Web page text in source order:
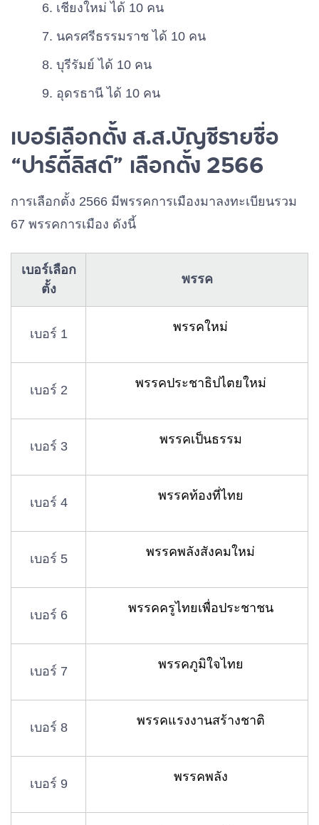
เชียงใหม่ ได้ 10 คน
นครศรีธรรมราช ได้ 10 คน
บุรีรัมย์ ได้ 10 คน
อุดรธานี ได้ 10 คน
เบอร์เลือกตั้ง ส.ส.บัญชีรายชื่อ
“ปาร์ตี้ลิสต์” เลือกตั้ง 2566
การเลือกตั้ง 2566 มีพรรคการเมืองมาลงทะเบียนรวม
67 พรรคการเมือง ดังนี้
เบอร์เลือก
ตั้ง
พรรค
เบอร์ 1 พรรคใหม่
เบอร์ 2 พรรคประชาธิปไตยใหม่
เบอร์ 3 พรรคเป็นธรรม
เบอร์ 4 พรรคท้องที่ไทย
เบอร์ 5 พรรคพลังสังคมใหม่
เบอร์ 6 พรรคครูไทยเพื่อประชาชน
เบอร์ 7 พรรคภูมิใจไทย
เบอร์ 8 พรรคแรงงานสร้างชาติ
เบอร์ 9 พรรคพลัง